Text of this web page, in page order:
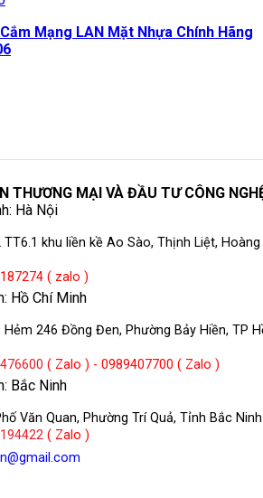
Mạng LAN Mặt Nhựa Chính Hãng
THƯƠNG MẠI VÀ ĐẦU TƯ CÔNG
Hà Nội
TT6.1 khu liền kề Ao Sào, Thịnh Liệt, Hoàng
( zalo )
Hồ Chí Minh
Hẻm 246 Đồng Đen, Phường Bảy Hiền, TP
( Zalo ) - 0989407700 ( Zalo )
Bắc Ninh
Văn Quan, Phường Trí Quả, Tỉnh Bắc Ninh
( Zalo )